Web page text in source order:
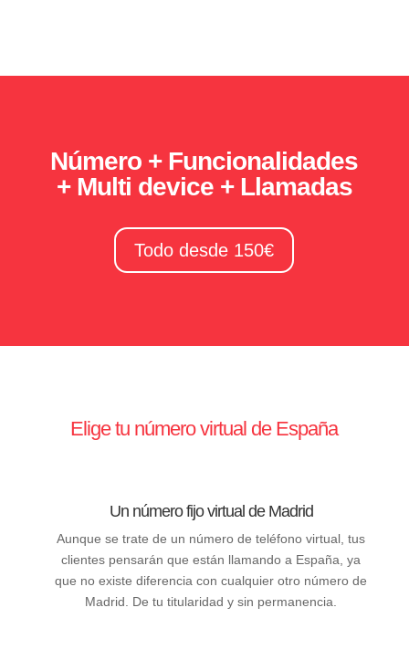
Número + Funcionalidades
+ Multi device + Llamadas
Todo desde 150€
Elige tu número virtual de España
Un número fijo virtual de Madrid
Aunque se trate de un número de teléfono virtual, tus
clientes pensarán que están llamando a España, ya
que no existe diferencia con cualquier otro número de
Madrid. De tu titularidad y sin permanencia.